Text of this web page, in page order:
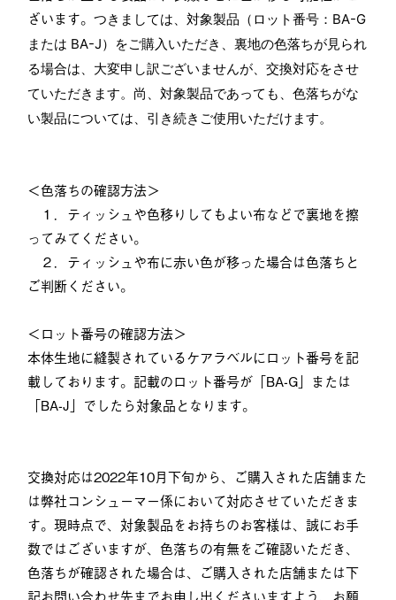
ざいます。つきましては、対象製品（ロット番号：BA-G
または BA-J）をご購入いただき、裏地の色落ちが見られ
る場合は、大変申し訳ございませんが、交換対応をさせ
ていただきます。 尚、対象製品であっても、色落ちがな
い製品については、引き続きご使用いただけます。
＜色落ちの確認方法＞
１．ティッシュや色移りしてもよい布などで裏地を擦
ってみてください。
２．ティッシュや布に赤い色が移った場合は色落ちと
ご判断ください。
＜ロット番号の確認方法＞
本体生地に縫製されているケアラベルにロット番号を記
載しております。記載のロット番号が「BA-G」または
「BA-J」でしたら対象品となります。
交換対応は2022年10月下旬から、ご購入された店舗また
は弊社コンシューマー係において対応させていただきま
す。現時点で、対象製品をお持ちのお客様は、誠にお手
数ではございますが、色落ちの有無をご確認いただき、
色落ちが確認された場合は、ご購入された店舗または下
記お問い合わせ先までお申し出くださいますよう、お願